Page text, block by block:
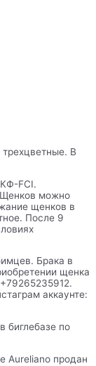
В
FCI.
Щенков можно
щенков в
После 9
Брака в
щенка
аккаунте:
биглебазе по
Aureliano продан